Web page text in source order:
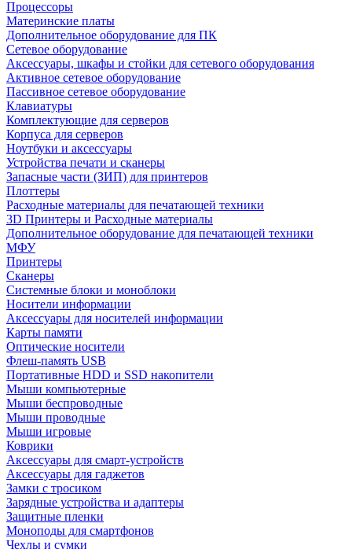
Процессоры
Материнские платы
Дополнительное оборудование для ПК
Сетевое оборудование
Аксессуары, шкафы и стойки для сетевого оборудования
Активное сетевое оборудование
Пассивное сетевое оборудование
Клавиатуры
Комплектующие для серверов
Корпуса для серверов
Ноутбуки и аксессуары
Устройства печати и сканеры
Запасные части (ЗИП) для принтеров
Плоттеры
Расходные материалы для печатающей техники
3D Принтеры и Расходные материалы
Дополнительное оборудование для печатающей техники
МФУ
Принтеры
Сканеры
Системные блоки и моноблоки
Носители информации
Аксессуары для носителей информации
Карты памяти
Оптические носители
Флеш-память USB
Портативные HDD и SSD накопители
Мыши компьютерные
Мыши беспроводные
Мыши проводные
Мыши игровые
Коврики
Аксессуары для смарт-устройств
Аксессуары для гаджетов
Замки с тросиком
Зарядные устройства и адаптеры
Защитные пленки
Моноподы для смартфонов
Чехлы и сумки